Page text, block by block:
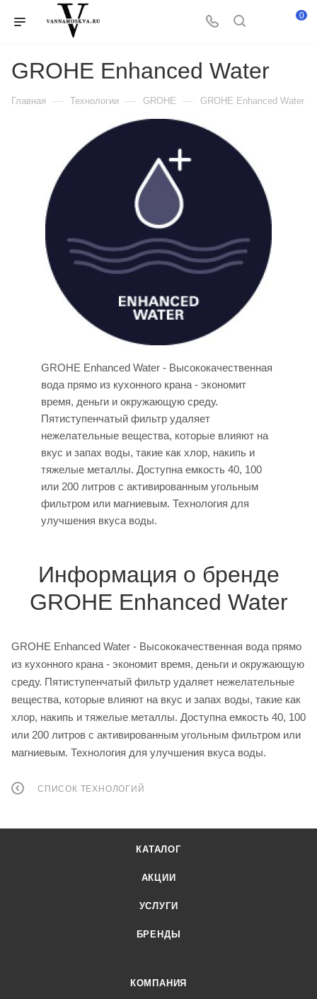
0
GROHE Enhanced Water
Главная — Технологии — GROHE — GROHE Enhanced Water
GROHE Enhanced Water - Высококачественная
вода прямо из кухонного крана - экономит
время, деньги и окружающую среду.
Пятиступенчатый фильтр удаляет
нежелательные вещества, которые влияют на
вкус и запах воды, такие как хлор, накипь и
тяжелые металлы. Доступна емкость 40, 100
или 200 литров с активированным угольным
фильтром или магниевым. Технология для
улучшения вкуса воды.
Информация о бренде
GROHE Enhanced Water
GROHE Enhanced Water - Высококачественная вода прямо
из кухонного крана - экономит время, деньги и окружающую
среду. Пятиступенчатый фильтр удаляет нежелательные
вещества, которые влияют на вкус и запах воды, такие как
хлор, накипь и тяжелые металлы. Доступна емкость 40, 100
или 200 литров с активированным угольным фильтром или
магниевым. Технология для улучшения вкуса воды.
СПИСОК ТЕХНОЛОГИЙ
КАТАЛОГ
АКЦИИ
УСЛУГИ
БРЕНДЫ
КОМПАНИЯ